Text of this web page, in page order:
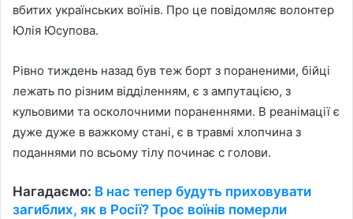
вбитих українських воїнів. Про це повідомляє волонтер
Юлія Юсупова.
Рівно тиждень назад був теж борт з пораненими, бійці
лежать по різним відділенням, є з ампутацією, з
кульовими та осколочними пораненнями. В реанімації є
дуже дуже в важкому стані, є в травмі хлопчина з
поданнями по всьому тілу починає с голови.
Нагадаємо: В нас тепер будуть приховувати
загиблих, як в Росії? Троє воїнів померли